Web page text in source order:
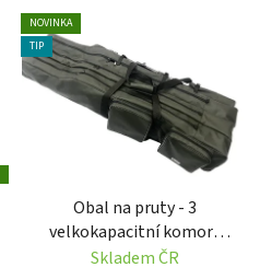
NOVINKA
TIP
Obal na pruty - 3
velkokapacitní komory
KINETIC
Skladem ČR